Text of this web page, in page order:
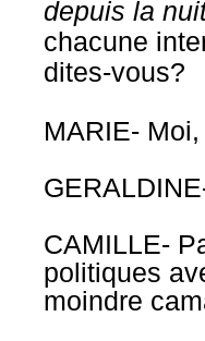
depuis la
chacune
dites-vous?
MARIE-
CAMILLE-
politiques
moindre